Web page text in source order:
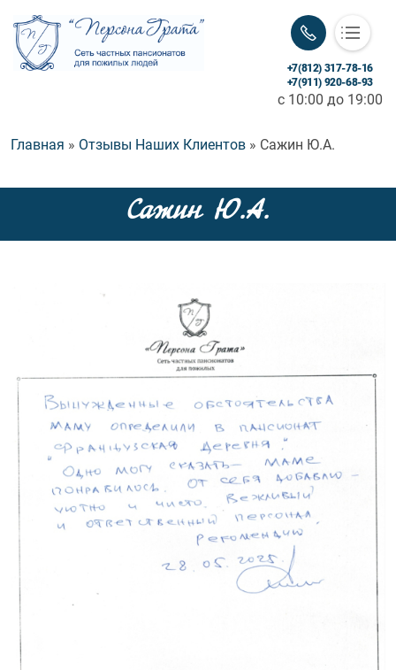
+7(812) 317-78-16
+7(911) 920-68-93
c 10:00 до 19:00
Строка навигации
Главная Отзывы Наших Клиентов Сажин Ю.А.
Сажин Ю.А.